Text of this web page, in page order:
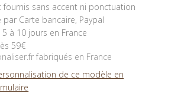
fournis sans accent ni ponctuation
par Carte bancaire, Paypal
à 10 jours en France
59€
fabriqués en France
de ce modèle en